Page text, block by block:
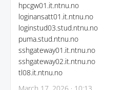
hpcgw01.it.ntnu.no
loginansatt01.it.ntnu.no
loginstud03.stud.ntnu.no
puma.stud.ntnu.no
sshgateway01.it.ntnu.no
sshgateway02.it.ntnu.no
tl08.it.ntnu.no